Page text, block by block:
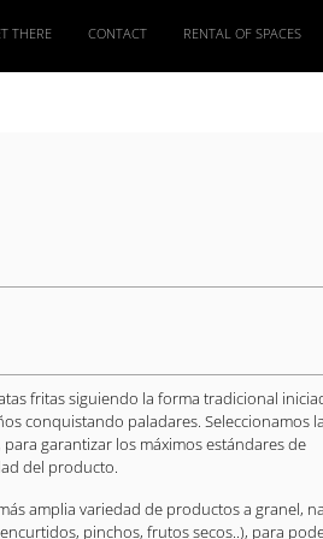
THERE CONTACT RENTAL OF SPACES
fritas siguiendo la forma tradicional
conquistando paladares. Seleccionamos
garantizar los máximos estándares de
del producto.
amplia variedad de productos a granel,
pinchos, frutos secos..), para